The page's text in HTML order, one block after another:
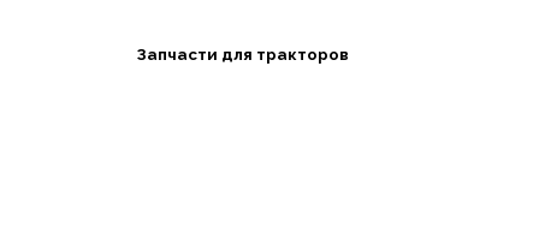
Запчасти для тракторов